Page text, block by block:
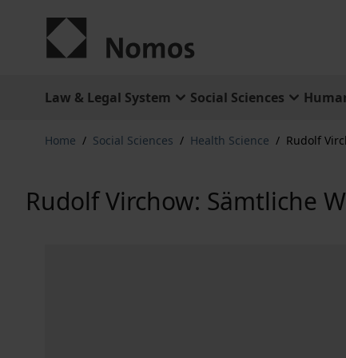
Law & Legal System Social Sciences
Home / Social Sciences / Health Science / Rudolf
Rudolf Virchow: Sämtliche